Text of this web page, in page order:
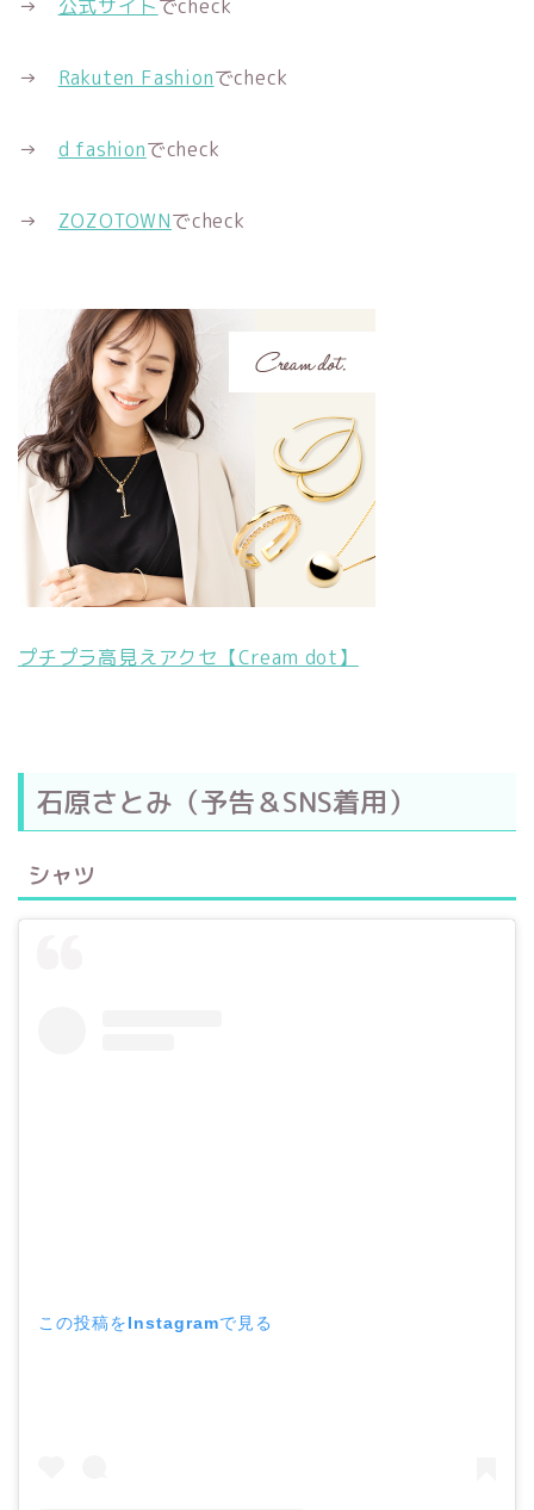
→ 公式サイトでcheck
→ Rakuten Fashionでcheck
→ d fashionでcheck
→ ZOZOTOWNでcheck
プチプラ高見えアクセ【Cream dot】
石原さとみ（予告＆SNS着用）
シャツ
この投稿をInstagramで見る